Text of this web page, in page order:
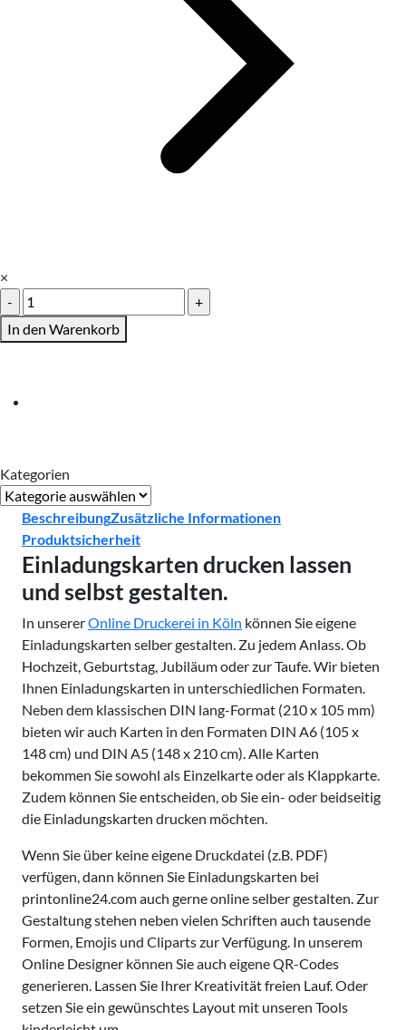
×
Einladungskarten
drucken
Menge
In den Warenkorb
Kategorien
Kategorien
BeschreibungZusätzliche Informationen
Produktsicherheit
Einladungskarten drucken lassen
und selbst gestalten.
In unsererOnline Druckerei in Köln können Sie eigene
Einladungskarten selber gestalten. Zu jedem Anlass. Ob
Hochzeit, Geburtstag, Jubiläum oder zur Taufe. Wir bieten
Ihnen Einladungskarten in unterschiedlichen Formaten.
Neben dem klassischen DIN lang-Format (210 x 105 mm)
bieten wir auch Karten in den Formaten DIN A6 (105 x
148 cm) und DIN A5 (148 x 210 cm). Alle Karten
bekommen Sie sowohl als Einzelkarte oder als Klappkarte.
Zudem können Sie entscheiden, ob Sie ein- oder beidseitig
die Einladungskarten drucken möchten.
Wenn Sie über keine eigene Druckdatei (z.B. PDF)
verfügen, dann können Sie Einladungskarten bei
printonline24.com auch gerne online selber gestalten. Zur
Gestaltung stehen neben vielen Schriften auch tausende
Formen, Emojis und Cliparts zur Verfügung. In unserem
Online Designer können Sie auch eigene QR-Codes
generieren. Lassen Sie Ihrer Kreativität freien Lauf. Oder
setzen Sie ein gewünschtes Layout mit unseren Tools